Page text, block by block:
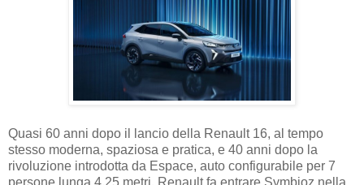
Quasi 60 anni dopo il lancio della Renault 16, al tempo
stesso moderna, spaziosa e pratica, e 40 anni dopo la
rivoluzione introdotta da Espace, auto configurabile per 7
persone lunga 4,25 metri, Renault fa entrare Symbioz nella